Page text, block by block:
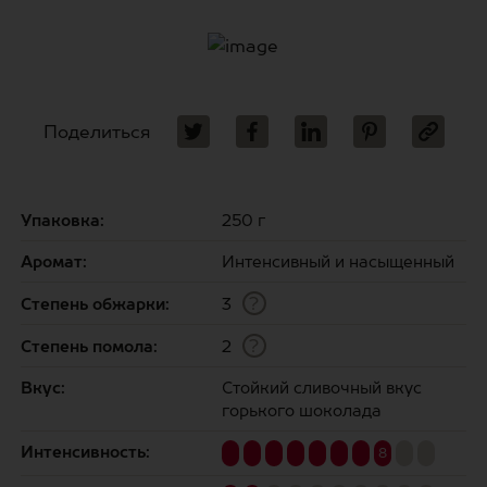
Поделиться
Упаковка: 250 г
Аромат: Интенсивный и насыщенный
Степень обжарки: 3
Степень помола: 2
Вкус:
Стойкий сливочный вкус
горького шоколада
Интенсивность: 8